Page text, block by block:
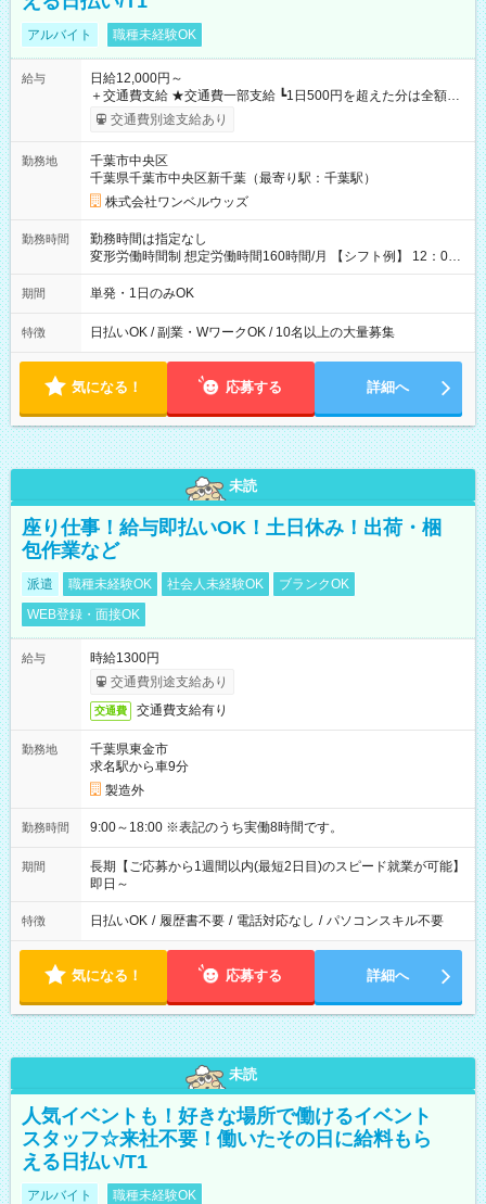
アルバイト 職種未経験OK
給与
日給12,000円～
＋交通費支給 ★交通費一部支給 ┗1日500円を超えた分は全額支
給！ ※往復500円以内の方は自己負担となります ★日払いOK！
（規定あり） ┗働いたその日に現金GET♪ お仕事後はコンビニ
なし
交通費別途支給あり
勤務地
千葉市中央区
千葉県千葉市中央区新千葉（最寄り駅：千葉駅）
株式会社ワンベルウッズ
勤務時間
勤務時間は指定なし
変形労働時間制 想定労働時間160時間/月 【シフト例】 12：00
～22：00
期間 単発・1日のみOK
特徴 日払いOK / 副業・WワークOK / 10名以上の大量募集
気になる！ 応募する 詳細へ
未読
座り仕事！給与即払いOK！土日休み！出荷・梱
包作業など
派遣 職種未経験OK 社会人未経験OK
ブランクOK
WEB登録・面接OK
給与
時給1300円
交通費別途支給あり
交通費 交通費支給有り
勤務地
千葉県東金市
求名駅から車9分
製造外
勤務時間 9:00～18:00 ※表記のうち実働8時間です。
期間
長期【ご応募から1週間以内(最短2日目)のスピード就業が可能】
即日～
特徴 日払いOK / 履歴書不要 / 電話対応なし / パソコンスキル不要
気になる！ 応募する 詳細へ
未読
人気イベントも！好きな場所で働けるイベント
スタッフ☆来社不要！働いたその日に給料もら
える日払い/T1
アルバイト 職種未経験OK